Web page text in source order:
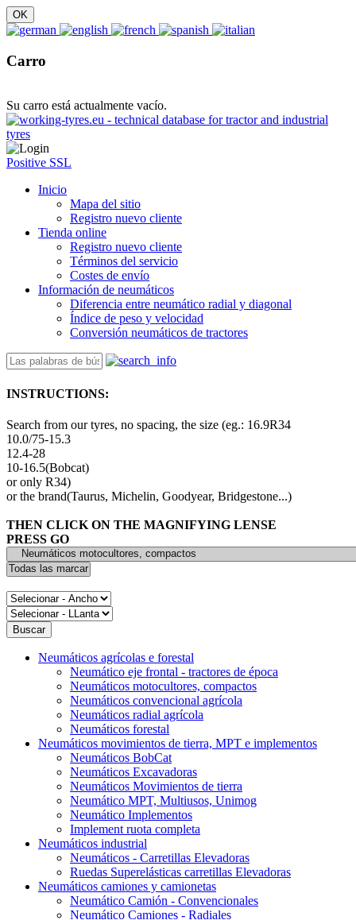
Carro
Su carro está actualmente vacío.
Positive SSL
Inicio
Mapa del sitio
Registro nuevo cliente
Tienda online
Registro nuevo cliente
Términos del servicio
Costes de envío
Información de neumáticos
Diferencia entre neumático radial y diagonal
Índice de peso y velocidad
Conversión neumáticos de tractores
INSTRUCTIONS:
Search from our tyres, no spacing, the size (eg.: 16.9R34
10.0/75-15.3
12.4-28
10-16.5(Bobcat)
or only R34)
or the brand(Taurus, Michelin, Goodyear, Bridgestone...)
THEN CLICK ON THE MAGNIFYING LENSE
PRESS GO
Neumáticos agrícolas e forestal
Neumático eje frontal - tractores de época
Neumáticos motocultores, compactos
Neumáticos convencional agrícola
Neumáticos radial agrícola
Neumáticos forestal
Neumáticos movimientos de tierra, MPT e implementos
Neumáticos BobCat
Neumáticos Excavadoras
Neumáticos Movimientos de tierra
Neumático MPT, Multiusos, Unimog
Neumático Implementos
Implement ruota completa
Neumáticos industrial
Neumáticos - Carretillas Elevadoras
Ruedas Superelásticas carretillas Elevadoras
Neumáticos camiones y camionetas
Neumático Camión - Convencionales
Neumático Camiones - Radiales